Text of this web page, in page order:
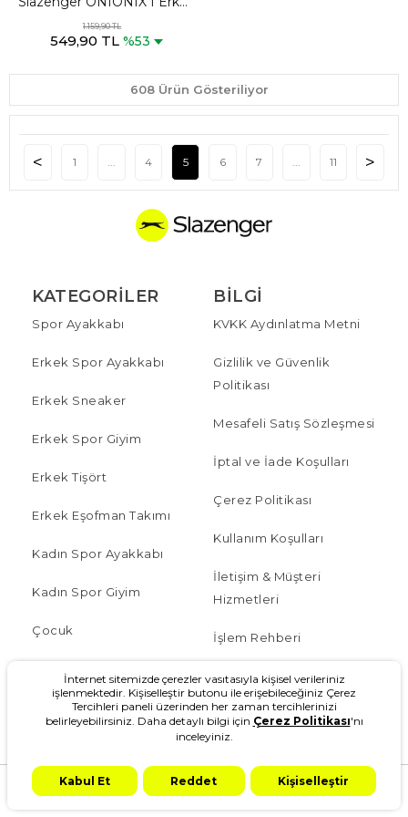
Cepli Koyu Gri Kamuflaj
Eşofman Altı
1.159,90 TL
549,90 TL %53
608 Ürün Gösteriliyor
1 ... 4 5 6 7 ... 11
KATEGORILER
Spor Ayakkabı
Erkek Spor Ayakkabı
Erkek Sneaker
Erkek Spor Giyim
Erkek Tişört
Erkek Eşofman Takımı
Kadın Spor Ayakkabı
Kadın Spor Giyim
Çocuk
W Serisi
BILGI
KVKK Aydınlatma Metni
Gizlilik ve Güvenlik
Politikası
Mesafeli Satış Sözleşmesi
İptal ve İade Koşulları
Çerez Politikası
Kullanım Koşulları
İletişim & Müşteri
Hizmetleri
İşlem Rehberi
Sipariş Takip
Sıkça Sorulan Sorular
Hakkımızda
İnternet sitemizde çerezler vasıtasıyla kişisel verileriniz
işlenmektedir. Kişiselleştir butonu ile erişebileceğiniz Çerez
Tercihleri paneli üzerinden her zaman tercihlerinizi
belirleyebilirsiniz. Daha detaylı bilgi için Çerez Politikası'nı
inceleyiniz.
Kabul Et Reddet Kişiselleştir